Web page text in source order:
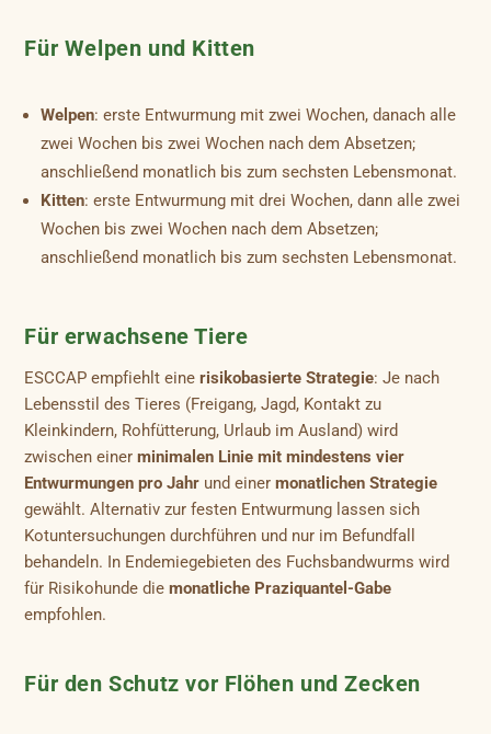
Für Welpen und Kitten
Welpen: erste Entwurmung mit zwei Wochen, danach alle
zwei Wochen bis zwei Wochen nach dem Absetzen;
anschließend monatlich bis zum sechsten Lebensmonat.
Kitten: erste Entwurmung mit drei Wochen, dann alle zwei
Wochen bis zwei Wochen nach dem Absetzen;
anschließend monatlich bis zum sechsten Lebensmonat.
Für erwachsene Tiere
ESCCAP empfiehlt einerisikobasierte Strategie: Je nach
Lebensstil des Tieres (Freigang, Jagd, Kontakt zu
Kleinkindern, Rohfütterung, Urlaub im Ausland) wird
zwischen einerminimalen Linie mit mindestens vier
Entwurmungen pro Jahr und einermonatlichen Strategie
gewählt. Alternativ zur festen Entwurmung lassen sich
Kotuntersuchungen durchführen und nur im Befundfall
behandeln. In Endemiegebieten des Fuchsbandwurms wird
für Risikohunde diemonatliche Praziquantel-Gabe
empfohlen.
Für den Schutz vor Flöhen und Zecken